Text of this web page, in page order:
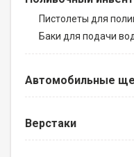
Пистолеты для
Баки для подачи
Автомобильные
Верстаки